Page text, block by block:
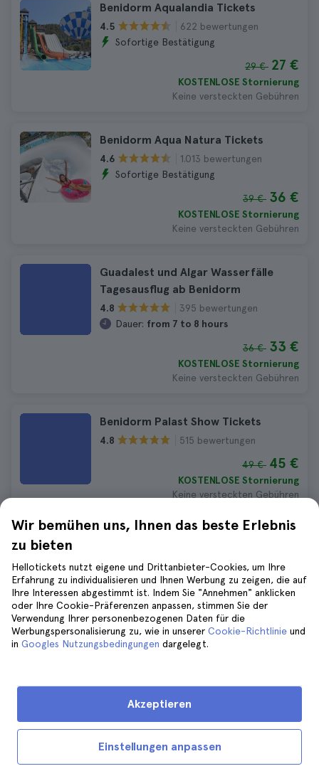
Benidorm Aqualandia Tickets
4.5
622 bewertungen
Sofortige Bestätigung
29 € 27 €
KOSTENLOSE Stornierung
Keine versteckten Gebühren
Benidorm Aqua Natura Tickets
4.6
1.013 bewertungen
Sofortige Bestätigung
39 € 36 €
KOSTENLOSE Stornierung
Keine versteckten Gebühren
Guadalest und Algar Wasserfälle
Tagesausflug ab Benidorm
4.8
395 bewertungen
Dauer: from 7 to 8 hours
36 € 33 €
KOSTENLOSE Stornierung
Keine versteckten Gebühren
Benidorm Palast Show Tickets
4.8 515 bewertungen
49 € 45 €
KOSTENLOSE Stornierung
Keine versteckten Gebühren
Beste Tickets in Benidorm
Benidorm Terra Natura Tickets
410 bewertungen
38 € 35 €
Benidorm Palast Show Tickets
4.8 515 bewertungen
Wir bemühen uns, Ihnen das beste Erlebnis
zu bieten
Hellotickets nutzt eigene und Drittanbieter-Cookies, um Ihre
Erfahrung zu individualisieren und Ihnen Werbung zu zeigen, die auf
Ihre Interessen abgestimmt ist. Indem Sie "Annehmen" anklicken
oder Ihre Cookie-Präferenzen anpassen, stimmen Sie der
Verwendung Ihrer personenbezogenen Daten für die
Werbungspersonalisierung zu, wie in unserer Cookie-Richtlinie und
in Googles Nutzungsbedingungen dargelegt.
Einstellungen anpassen
Akzeptieren